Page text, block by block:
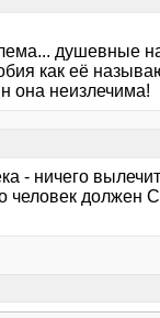
душевные
как её
она неизлечима!
- ничего
человек должен